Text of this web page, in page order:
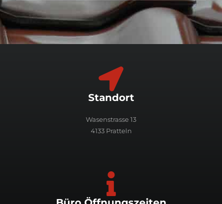
Standort
Wasenstrasse 13
4133 Pratteln